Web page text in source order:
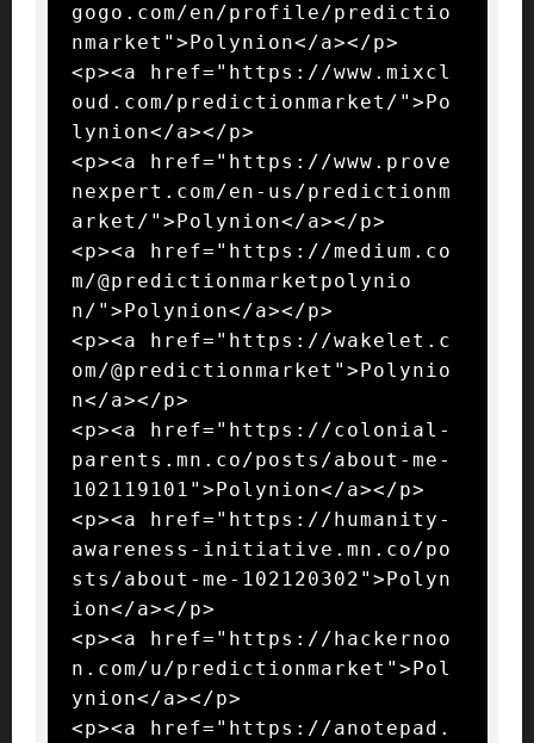
gogo.com/en/profile/predictio
nmarket">Polynion</a></p>
<p><a href="https://www.mixcl
oud.com/predictionmarket/">Po
lynion</a></p>
<p><a href="https://www.prove
nexpert.com/en-us/predictionm
arket/">Polynion</a></p>
<p><a href="https://medium.co
m/@predictionmarketpolynio
n/">Polynion</a></p>
<p><a href="https://wakelet.c
om/@predictionmarket">Polynio
n</a></p>
<p><a href="https://colonial-
parents.mn.co/posts/about-me-
102119101">Polynion</a></p>
<p><a href="https://humanity-
awareness-initiative.mn.co/po
sts/about-me-102120302">Polyn
ion</a></p>
<p><a href="https://hackernoo
n.com/u/predictionmarket">Pol
ynion</a></p>
<p><a href="https://anotepad.